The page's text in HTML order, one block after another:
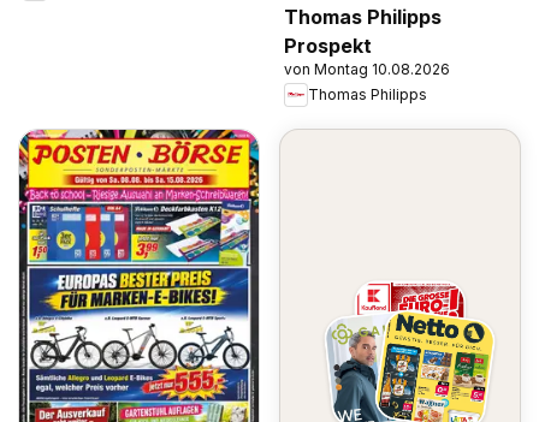
Thomas Philipps
Prospekt
von Montag 10.08.2026
Thomas Philipps